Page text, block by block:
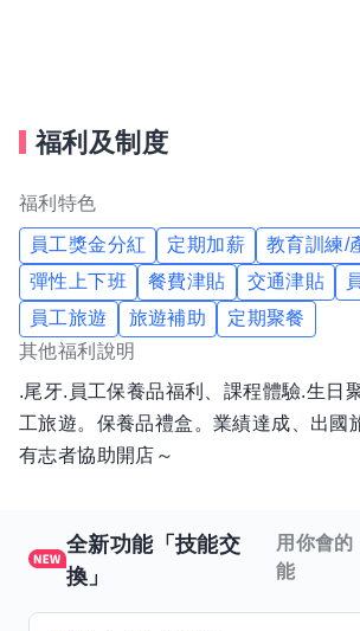
福利及制度
福利特色
員工獎金分紅 定期加薪
教育訓練/
彈性上下班
餐費津貼 交通津貼
員工旅遊
旅遊補助
定期聚餐
其他福利說明
.尾牙.員工保養品福利、課程體驗.生日
工旅遊。保養品禮盒。業績達成、出國
有志者協助開店～
全新功能「技能交
換」
用你會的
能